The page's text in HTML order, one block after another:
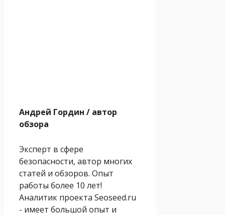
Андрей Гордин / автор
обзора
Эксперт в сфере
безопасности, автор многих
статей и обзоров. Опыт
работы более 10 лет!
Аналитик проекта Seoseed.ru
- имеет большой опыт и